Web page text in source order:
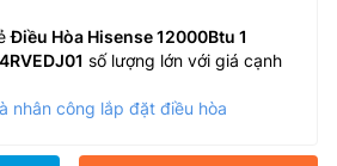
Điều Hòa Hisense 12000Btu 1
số lượng lớn với giá cạnh
nhân công lắp đặt điều hòa